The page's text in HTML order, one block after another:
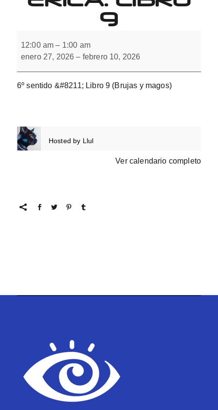
9
sentido.
Integración
interhemisférica.
9
12:00 am – 1:00 am
enero 27, 2026 – febrero 10, 2026
6º sentido &#8211; Libro 9 (Brujas y magos)
Hosted by Llul
Ver calendario completo